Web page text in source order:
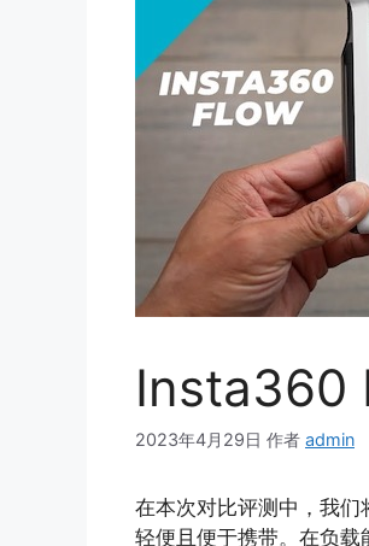
Insta360
2023年4月29日 作者 admin
在本次对比评测中，我
轻便且便于携带。在负